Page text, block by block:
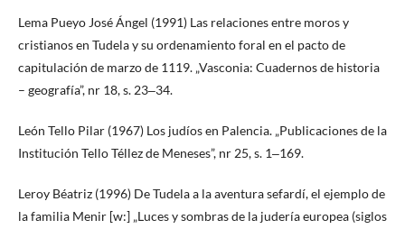
Lema Pueyo José Ángel (1991) Las relaciones entre moros y
cristianos en Tudela y su ordenamiento foral en el pacto de
capitulación de marzo de 1119. „Vasconia: Cuadernos de historia
– geografía”, nr 18, s. 23‒34.
León Tello Pilar (1967) Los judíos en Palencia. „Publicaciones de la
Institución Tello Téllez de Meneses”, nr 25, s. 1‒169.
Leroy Béatriz (1996) De Tudela a la aventura sefardí, el ejemplo de
la familia Menir [w:] „Luces y sombras de la judería europea (siglos